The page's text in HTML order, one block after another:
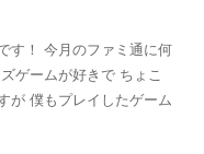
す！ 今月のファミ通に何
ゲームが好きで ちょこ
が 僕もプレイしたゲーム